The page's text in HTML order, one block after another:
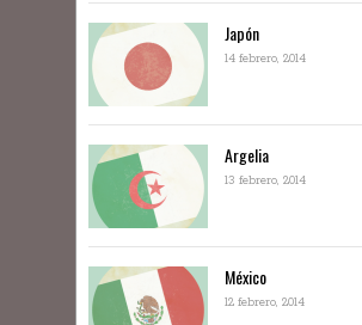
Japón
14 febrero, 2014
Argelia
13 febrero, 2014
México
12 febrero, 2014